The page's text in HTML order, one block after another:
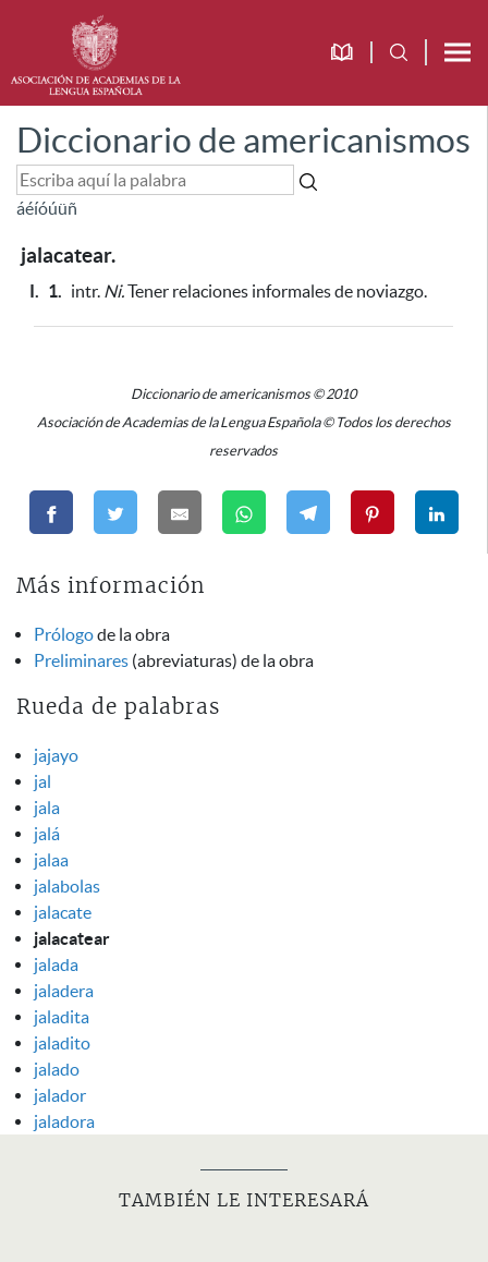
Diccionario de americanismos
áéíóúüñ
jalacatear.
I. 1. intr. Ni.Tener relaciones informales de noviazgo.
Diccionario de americanismos © 2010
Asociación de Academias de la Lengua Española © Todos los derechos
reservados
Más información
Prólogode la obra
Preliminares (abreviaturas) de la obra
Rueda de palabras
jajayo
jal
jala
jalá
jalaa
jalabolas
jalacate
jalacatear
jalada
jaladera
jaladita
jaladito
jalado
jalador
jaladora
TAMBIÉN LE INTERESARÁ